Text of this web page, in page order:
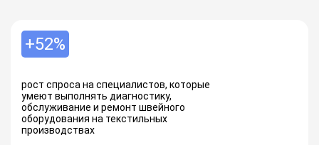
+52%
рост спроса на специалистов, которые
умеют выполнять диагностику,
обслуживание и ремонт швейного
оборудования на текстильных
производствах